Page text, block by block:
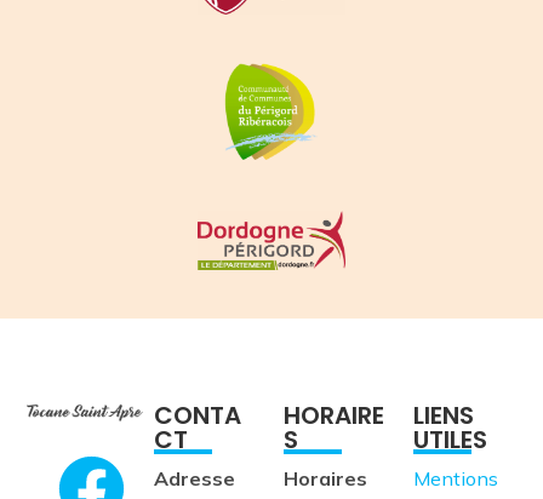
CONTA
CT
Adresse
HORAIRE
S
Horaires
LIENS
UTILES
Mentions